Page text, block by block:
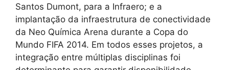
Santos Dumont, para a Infraero; e a
implantação da infraestrutura de conectividade
da Neo Química Arena durante a Copa do
Mundo FIFA 2014. Em todos esses projetos, a
integração entre múltiplas disciplinas foi